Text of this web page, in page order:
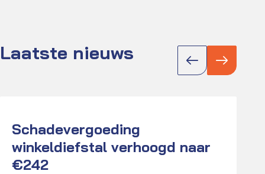
Laatste nieuws
Schadevergoeding
winkeldiefstal verhoogd naar
€242